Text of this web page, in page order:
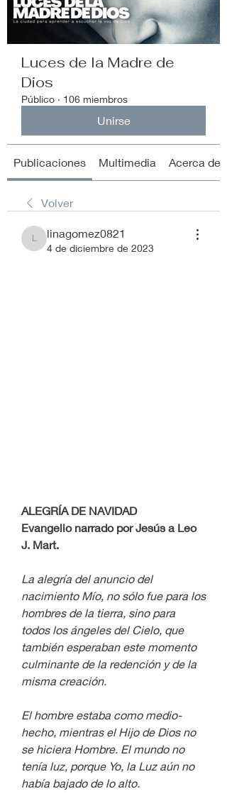
Luces de la Madre de
Dios
Público · 106 miembros
Unirse
Publicaciones Multimedia Acerca de
Volver
linagomez0821
linagomez0821
4 de diciembre de 2023
ALEGRÍA DE NAVIDAD
Evangelio narrado por Jesús a Leo
J. Mart.
La alegría del anuncio del
nacimiento Mío, no sólo fue para los
hombres de la tierra, sino para
todos los ángeles del Cielo, que
también esperaban este momento
culminante de la redención y de la
misma creación.
El hombre estaba como medio-
hecho, mientras el Hijo de Dios no
se hiciera Hombre. El mundo no
tenía luz, porque Yo, la Luz aún no
había bajado de lo alto.